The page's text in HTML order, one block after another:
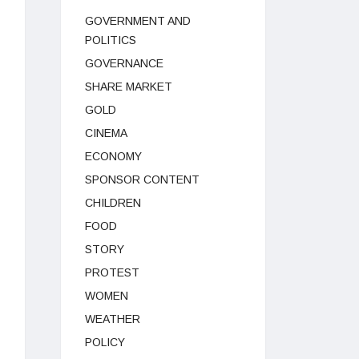
GOVERNMENT AND
POLITICS
GOVERNANCE
SHARE MARKET
GOLD
CINEMA
ECONOMY
SPONSOR CONTENT
CHILDREN
FOOD
STORY
PROTEST
WOMEN
WEATHER
POLICY